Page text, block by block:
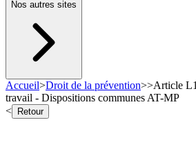
Nos autres sites
Accueil>Droit de la prévention>>Article
travail - Dispositions communes AT-MP
<
Retour